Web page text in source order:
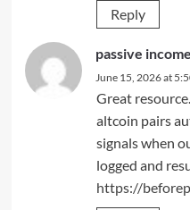
Reply
passive
June 15, 2026 at
Great
altcoin pairs
signals when
logged and
https://